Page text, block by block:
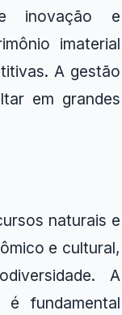
inovação e
imaterial
A gestão
em grandes
naturais e
e cultural,
A
é fundamental